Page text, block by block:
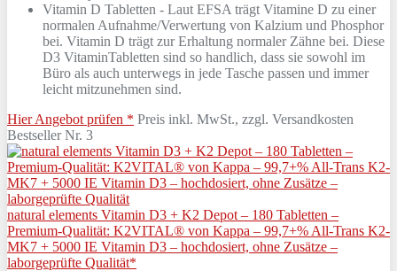
Vitamin D Tabletten - Laut EFSA trägt Vitamine D zu einer
normalen Aufnahme/Verwertung von Kalzium und Phosphor
bei. Vitamin D trägt zur Erhaltung normaler Zähne bei. Diese
D3 VitaminTabletten sind so handlich, dass sie sowohl im
Büro als auch unterwegs in jede Tasche passen und immer
leicht mitzunehmen sind.
Hier Angebot prüfen * Preis inkl. MwSt., zzgl. Versandkosten
Bestseller Nr. 3
natural elements Vitamin D3 + K2 Depot – 180 Tabletten –
Premium-Qualität: K2VITAL® von Kappa – 99,7+% All-Trans K2-
MK7 + 5000 IE Vitamin D3 – hochdosiert, ohne Zusätze –
laborgeprüfte Qualität*